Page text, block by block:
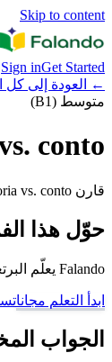
Skip to content
Sign inGet Started
←
العودة إلى كل
متوسط (B1)
conto
قارن historia vs. conto في البرتغالية البرازيلية: متى يناسب كل لفظ وما الخطأ الذي يجب تجنبه.
حوّل هذا
Falando يعلّم البرتغالية البرازيلية عبر القواعد والمفردات والصوت والأمثلة والمراجعة المتباعدة، حتى لا تبقى الأزواج الصعبة مجرد تخمين.
ابدأ التعلم مجانا
الجواب